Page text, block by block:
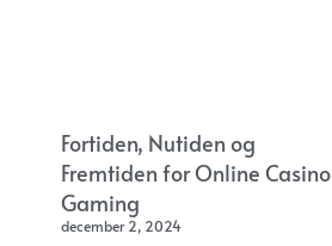
Fortiden, Nutiden og
Fremtiden for Online Casino
Gaming
december 2, 2024